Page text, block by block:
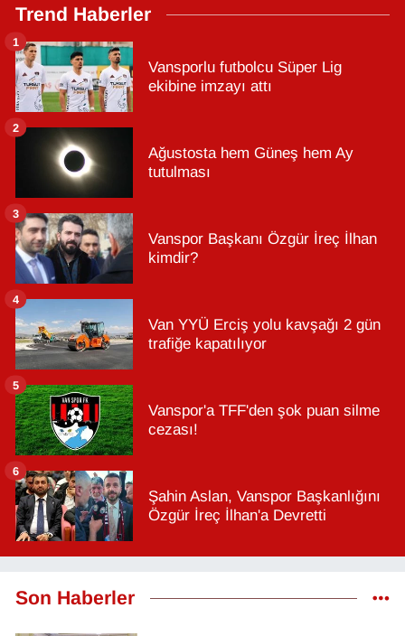
Trend Haberler
Vansporlu futbolcu Süper Lig
ekibine imzayı attı
1
Ağustosta hem Güneş hem Ay
tutulması
2
Vanspor Başkanı Özgür İreç İlhan
kimdir?
3
Van YYÜ Erciş yolu kavşağı 2 gün
trafiğe kapatılıyor
4
Vanspor'a TFF'den şok puan silme
cezası!
5
Şahin Aslan, Vanspor Başkanlığını
Özgür İreç İlhan'a Devretti
6
Son Haberler